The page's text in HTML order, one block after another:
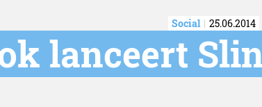
Social 25.06.2014
lanceert